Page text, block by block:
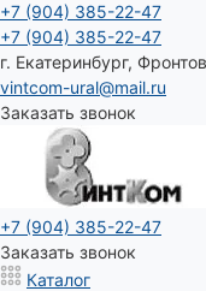
+7 (904) 385-22-47
+7 (904) 385-22-47
г. Екатеринбург,
vintcom-ural@mail.ru
Заказать звонок
+7 (904) 385-22-47
Заказать звонок
Каталог